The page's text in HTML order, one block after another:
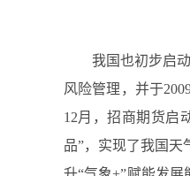
我国也初步启
风险管理，并于
12月，招商期货启
品”，实现了我国天